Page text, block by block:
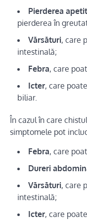
Pierderea
pierderea în
Vărsături, care
intestinală;
Febra, care
Icter, care
biliar.
În cazul în care
simptomele pot
Febra, care
Dureri
Vărsături, care
intestinală;
Icter, care